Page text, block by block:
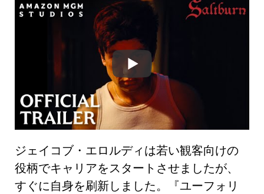
ジェイコブ・エロルディは若い観客向けの
役柄でキャリアをスタートさせましたが、
すぐに自身を刷新しました。『ユーフォリ